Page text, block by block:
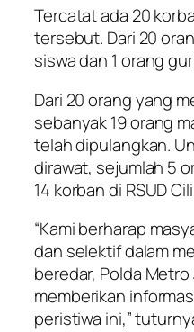
Tercatat ada 20
tersebut. Dari 20
siswa dan 1 orang
Dari 20 orang yang
sebanyak 19 orang
telah dipulangkan.
dirawat, sejumlah 5
14 korban di RSUD
“Kami berharap
dan selektif dalam
beredar, Polda Metro
memberikan
peristiwa ini,”